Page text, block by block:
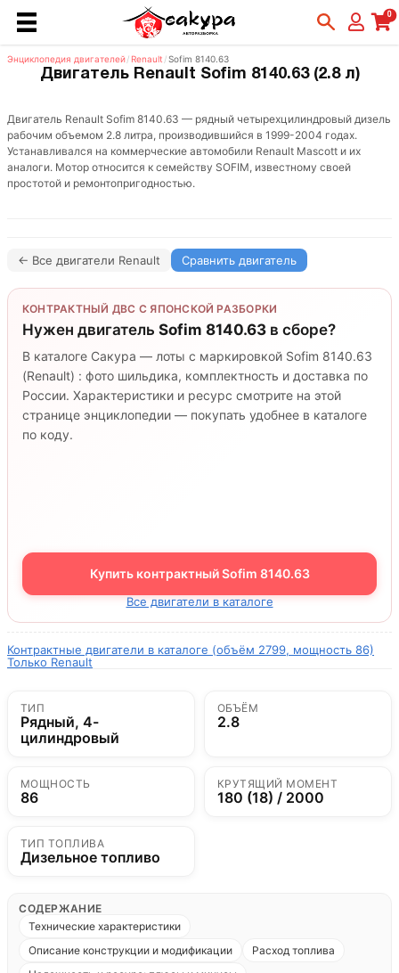
0
Энциклопедия двигателей/ Renault /Sofim 8140.63
Двигатель Renault Sofim 8140.63 (2.8 л)
Двигатель Renault Sofim 8140.63 — рядный четырехцилиндровый дизель
рабочим объемом 2.8 литра, производившийся в 1999-2004 годах.
Устанавливался на коммерческие автомобили Renault Mascott и их
аналоги. Мотор относится к семейству SOFIM, известному своей
простотой и ремонтопригодностью.
← Все двигатели Renault Сравнить двигатель
КОНТРАКТНЫЙ ДВС С ЯПОНСКОЙ РАЗБОРКИ
Нужен двигатель Sofim 8140.63 в сборе?
В каталоге Сакура — лоты с маркировкой Sofim 8140.63
(Renault) : фото шильдика, комплектность и доставка по
России. Характеристики и ресурс смотрите на этой
странице энциклопедии — покупать удобнее в каталоге
по коду.
Купить контрактный Sofim 8140.63
Все двигатели в каталоге
Контрактные двигатели в каталоге (объём 2799, мощность 86)
Только Renault
ТИП
Рядный, 4-
цилиндровый
ОБЪЁМ
2.8
МОЩНОСТЬ
86
КРУТЯЩИЙ МОМЕНТ
180 (18) / 2000
ТИП ТОПЛИВА
Дизельное топливо
СОДЕРЖАНИЕ
Технические характеристики
Описание конструкции и модификации
Расход топлива